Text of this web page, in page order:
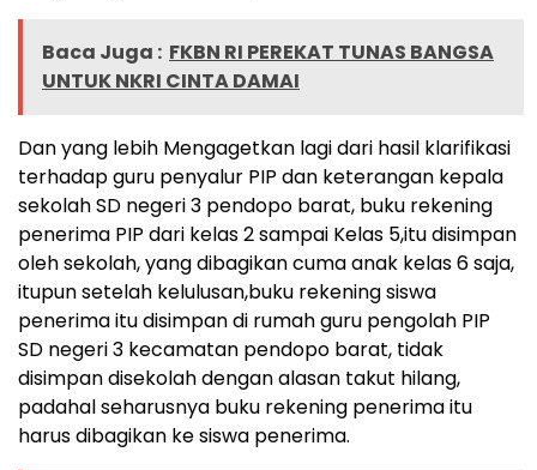
Baca Juga : FKBN RI PEREKAT TUNAS BANGSA
UNTUK NKRI CINTA DAMAI
Dan yang lebih Mengagetkan lagi dari hasil klarifikasi
terhadap guru penyalur PIP dan keterangan kepala
sekolah SD negeri 3 pendopo barat, buku rekening
penerima PIP dari kelas 2 sampai Kelas 5,itu disimpan
oleh sekolah, yang dibagikan cuma anak kelas 6 saja,
itupun setelah kelulusan,buku rekening siswa
penerima itu disimpan di rumah guru pengolah PIP
SD negeri 3 kecamatan pendopo barat, tidak
disimpan disekolah dengan alasan takut hilang,
padahal seharusnya buku rekening penerima itu
harus dibagikan ke siswa penerima.